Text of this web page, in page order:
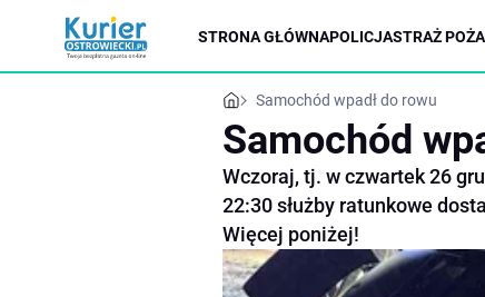
STRONA GŁÓWNAPOLICJASTRAŻ
Samochód wpadł do rowu
Samochód
Wczoraj, tj. w czwartek 26
22:30 służby ratunkowe
Więcej poniżej!